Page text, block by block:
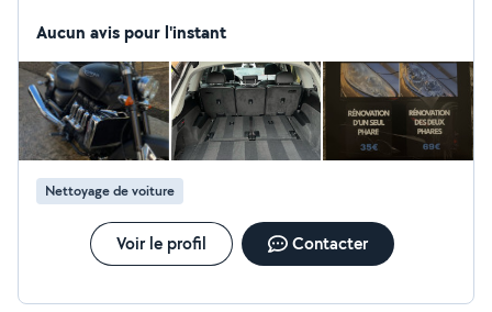
intérieur complet * Nettoyage extérieur complet
de phares contrôle technique valide sécurité renforcée
nouvel éclat À partir de 35 Réparation et entretien de
véhicules motocycles. Sur devis
Aucun avis pour l'instant
Nettoyage de voiture
Voir le profil Contacter